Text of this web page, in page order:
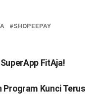
SHOPEEPAY
FitAja!
Program Kunci Terus